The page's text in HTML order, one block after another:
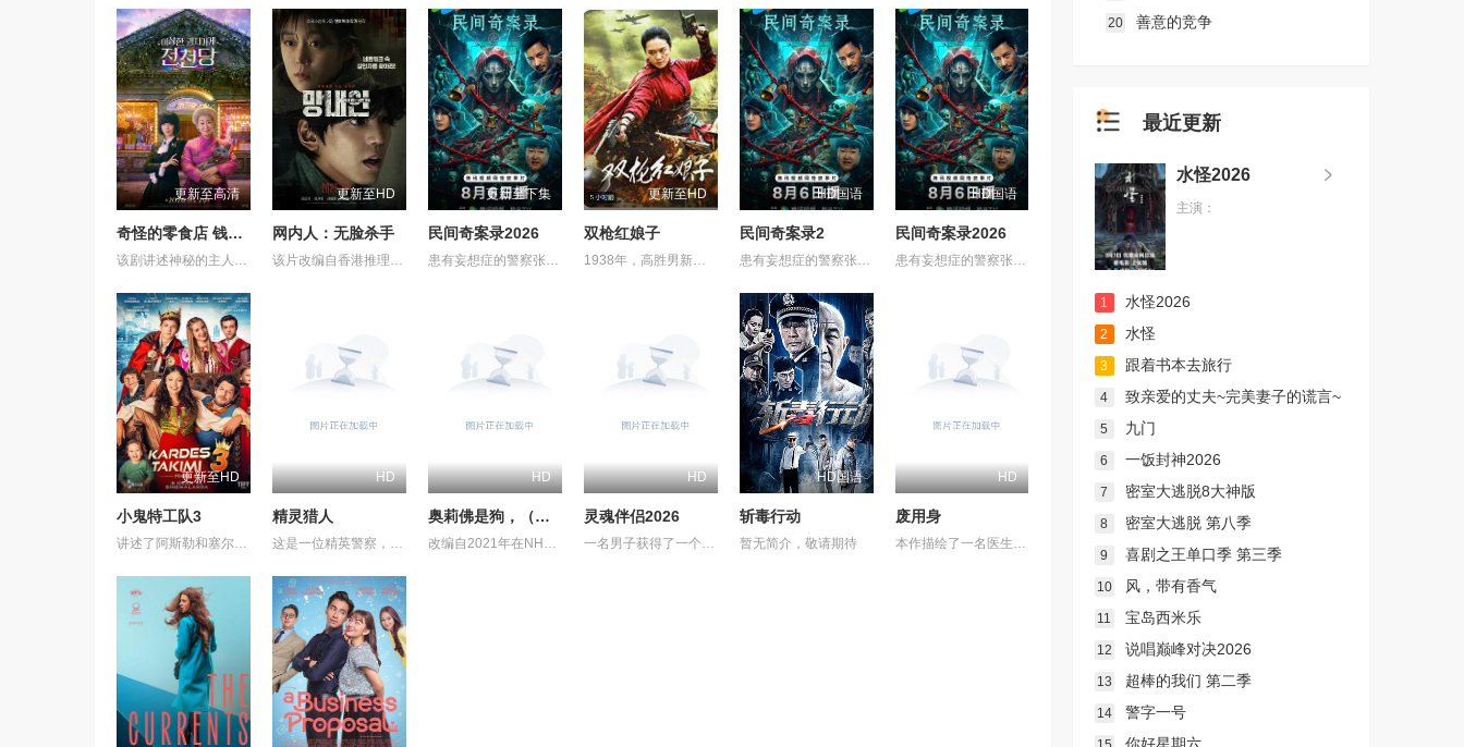
更新至高清
奇怪的零食店 钱天堂
更新至HD
网内人：无脸杀手
更新至下集
民间奇案录2026
患有妄想症的警察张天盛遇上一起离奇的神像杀人事件，勘案过程中，牵引出“婴胎报仇”，“娘娘索命”等一连串妖异事件，张天盛虽被种种诡怪幻象阻碍，却坚信这是藏在迷信后的人为诡计，勇于向封建传统宣战，敢于破除流传已久的迷信糟粕，最终，在战胜妄想症的同时，成功还原真相，伸张正义。
更新至HD
双枪红娘子
1938年，高胜男新婚之日，丈夫被日军残害，父辈亦遭屠戮。她举枪聚义，屡袭敌寇威震四方，后得八路军指点决心投身革命。日军欲诱杀高胜男，她孤身赴战舍命换乡亲周全。千钧一发间，八路军突袭而至全歼敌寇，高胜男血染沙场，生死未卜……
HD国语
民间奇案录2
患有妄想症的警察张天盛遇上一起离奇的神像杀人事件，勘案过程中，牵引出“婴胎报仇”，“娘娘索命”等一连串妖异事件，张天盛虽被种种诡怪幻象阻碍，却坚信这是藏在迷信后的人为诡计，勇于向封建传统宣战，敢于破除流传已久的迷信糟粕，最终，在战胜妄想症的同时，成功还原真相，伸张正义。
HD国语
民间奇案录2026
患有妄想症的警察张天盛遇上一起离奇的神像杀人事件，勘案过程中，牵引出“婴胎报仇”，“娘娘索命”等一连串妖异事件，张天盛虽被种种诡怪幻象阻碍，却坚信这是藏在迷信后的人为诡计，勇于向封建传统宣战，敢于破除流传已久的迷信糟粕，最终，在战胜妄想症的同时，成功还原真相，伸张正义。
更新至HD
小鬼特工队3
讲述了阿斯勒和塞尔坎在休产假期间接到紧急电话，被迫穿越时空，带着孩子们踏上迄今为止最具挑战性的任务。
HD
精灵猎人
这是一位精英警察，同时也是精灵猎手。在调查一系列血腥谋杀案的过程中，他面临着来自超自然界的威胁。为了维护两个世界的平衡，他必须与精灵之王展开一场激烈的战斗。
HD
奥莉佛是狗，（天哪！！）这家伙电影版
改编自2021年在NHK播出的同名剧集，只有狭间县警鉴识科警犬组的训犬员青叶一平（池松壮亮 饰）能够看到自己的警犬搭档奥莉佛（小田切让 饰）是一个沉溺于烟酒和女色的中年大叔，穿着狗狗布偶装（在其他人眼里，他是一只普通的狗）。
HD
灵魂伴侣2026
一名男子获得了一个人工智能机器人，以应对刚刚去世的妻子的去世。 为了创造一个真正有知觉的伴侣，他无意中把一个无害的爱情机器人变成了一个致命的灵魂伴侣。
HD国语
斩毒行动
暂无简介，敬请期待
HD
废用身
本作描绘了一名医生，因一种围绕“废用身”——因瘫痪等原因已无恢复可能的四肢——的治疗方法，而一步步踏入在追求理想的理性与疯狂之间摇摆的危险领域。在某座城镇的日间照护中心里，一种突破性的疗法在老年人之间悄然流传：对患者进行废用身切除后，不仅“身体和心情都变轻松了”，甚至“原本严厉的性格也变得温和”，出现了看似积极的副作用。听闻此事的编辑矢仓察觉到其可能为老年医疗带来革命性变革，遂向开发该疗法的院长漆原提出出书邀约。然而，关于该照护中心的内部举报被泄露至周刊杂志，加之患者家中发生的一起事件，事态骤然逆转，真相逐渐陷入黑暗。 本片改编自久坂部羊的同名原著小说。
20 善意的竞争
最近更新
水怪2026
主演：
1 水怪2026
2 水怪
3 跟着书本去旅行
4 致亲爱的丈夫~完美妻子的谎言~
5 九门
6 一饭封神2026
7 密室大逃脱8大神版
8 密室大逃脱 第八季
9 喜剧之王单口季 第三季
10 风，带有香气
11 宝岛西米乐
12 说唱巅峰对决2026
13 超棒的我们 第二季
14 警字一号